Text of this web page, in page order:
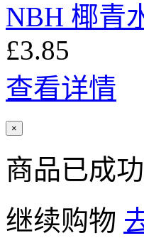
NBH 椰青
£3.85
查看详情
×
商品已成
继续购物